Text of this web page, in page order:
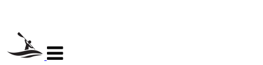
navigasjon